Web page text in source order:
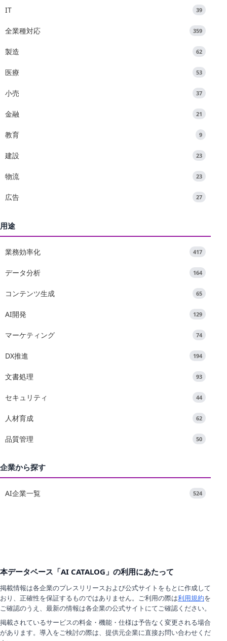
IT 39
全業種対応 359
製造 62
医療 53
小売 37
金融 21
教育 9
建設 23
物流 23
広告 27
用途
業務効率化 417
データ分析 164
コンテンツ生成 65
AI開発 129
マーケティング 74
DX推進 194
文書処理 93
セキュリティ 44
人材育成 62
品質管理 50
企業から探す
AI企業一覧 524
本データベース「AI CATALOG」の利用にあたって
掲載情報は各企業のプレスリリースおよび公式サイトをもとに作成して
おり、正確性を保証するものではありません。ご利用の際は利用規約を
ご確認のうえ、最新の情報は各企業の公式サイトにてご確認ください。
掲載されているサービスの料金・機能・仕様は予告なく変更される場合
があります。導入をご検討の際は、提供元企業に直接お問い合わせくだ